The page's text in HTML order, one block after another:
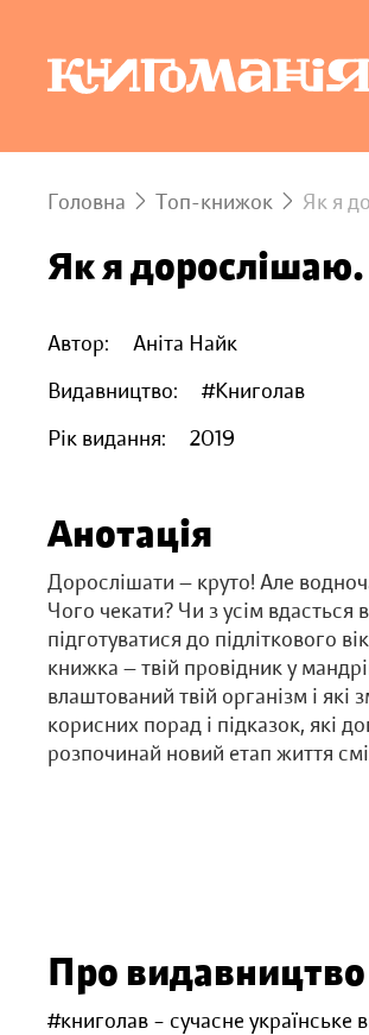
Головна Топ-книжок Як я
Як я дорослішаю.
Автор:
Аніта Найк
Видавництво:
#Книголав
Рік видання:
2019
Анотація
Дорослішати — круто! Але
Чого чекати? Чи з усім
підготуватися до підліткового
книжка — твій провідник у
влаштований твій організм і які
корисних порад і підказок, які
розпочинай новий етап життя
Про
#книголав – сучасне українське